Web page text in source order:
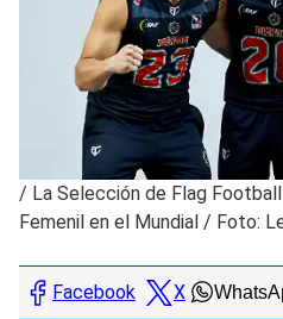
/ La Selección de Flag
Femenil en el Mundial / Foto:
Facebook X